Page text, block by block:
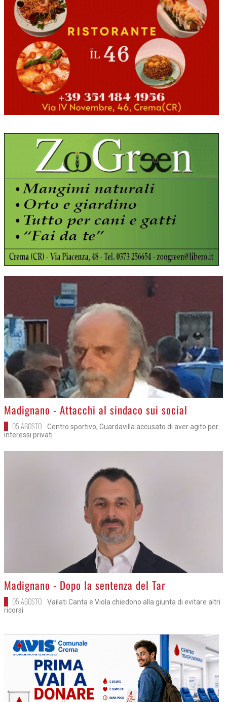
>Madignano - Attacchi al sindaco sui social
05 AGOSTO
Centro sportivo, Guardavilla accusato di aver agito per
interessi privati
>Madignano - Dopo la sentenza del Tar
05 AGOSTO
Vailati Canta e Viola chiedono alla giunta di evitare altri
ricorsi